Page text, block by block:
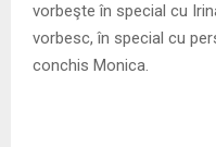
vorbeşte în special cu
vorbesc, în special cu
conchis Monica.